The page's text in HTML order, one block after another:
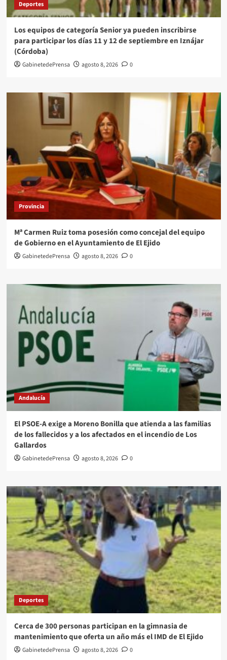
Deportes
Los equipos de categoría Senior ya pueden inscribirse
para participar los días 11 y 12 de septiembre en Iznájar
(Córdoba)
GabinetedePrensa agosto 8, 2026 0
Provincia
Mª Carmen Ruiz toma posesión como concejal del equipo
de Gobierno en el Ayuntamiento de El Ejido
GabinetedePrensa agosto 8, 2026 0
Andalucía
El PSOE-A exige a Moreno Bonilla que atienda a las familias
de los fallecidos y a los afectados en el incendio de Los
Gallardos
GabinetedePrensa agosto 8, 2026 0
Deportes
Cerca de 300 personas participan en la gimnasia de
mantenimiento que oferta un año más el IMD de El Ejido
GabinetedePrensa agosto 8, 2026 0